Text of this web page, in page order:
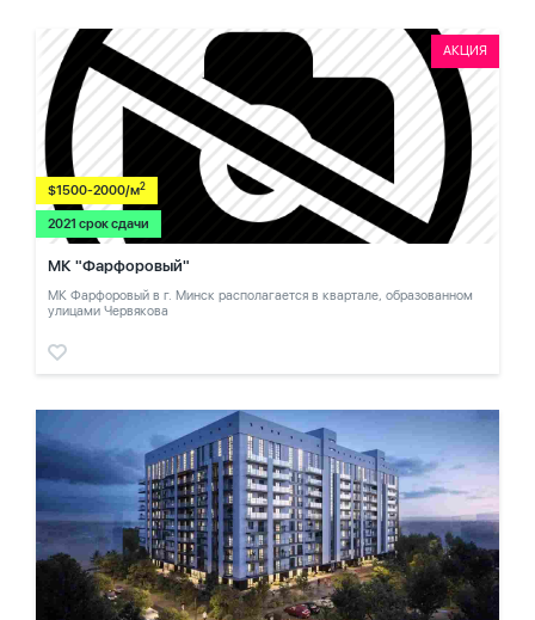
АКЦИЯ
$1500-2000/м2
2021 срок сдачи
МК "Фарфоровый"
МК Фарфоровый в г. Минск располагается в квартале, образованном
улицами Червякова